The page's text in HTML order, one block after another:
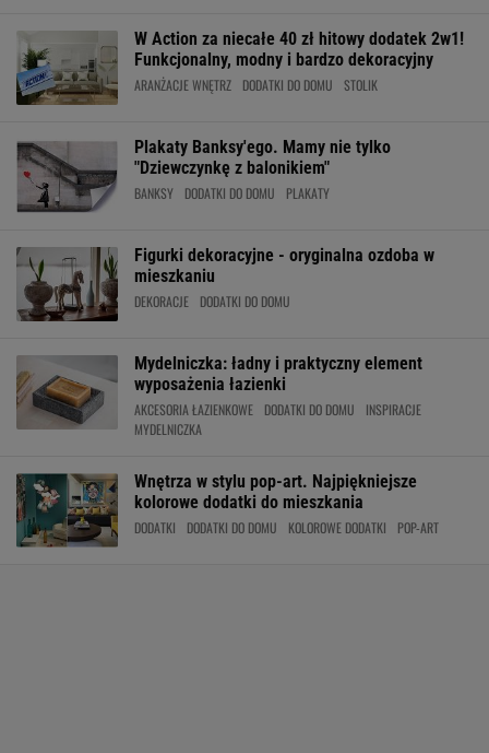
W Action za niecałe 40 zł hitowy dodatek 2w1!
Funkcjonalny, modny i bardzo dekoracyjny
ARANŻACJE WNĘTRZ DODATKI DO DOMU STOLIK
Plakaty Banksy'ego. Mamy nie tylko
"Dziewczynkę z balonikiem"
BANKSY DODATKI DO DOMU PLAKATY
Figurki dekoracyjne - oryginalna ozdoba w
mieszkaniu
DEKORACJE DODATKI DO DOMU
Mydelniczka: ładny i praktyczny element
wyposażenia łazienki
AKCESORIA ŁAZIENKOWE DODATKI DO DOMU
INSPIRACJE
MYDELNICZKA
Wnętrza w stylu pop-art. Najpiękniejsze
kolorowe dodatki do mieszkania
DODATKI DODATKI DO DOMU KOLOROWE DODATKI POP-ART